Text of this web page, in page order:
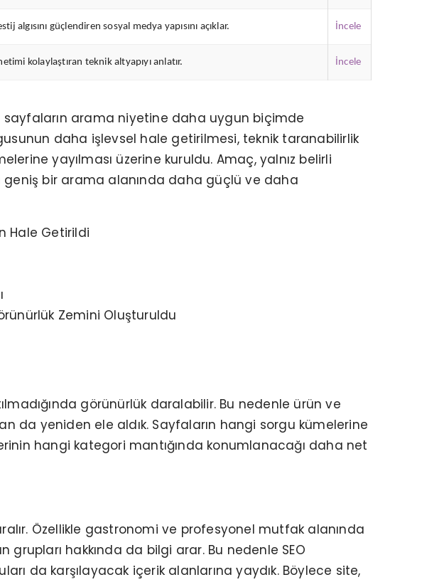
güçlendiren sosyal medya yapısını açıklar. İncele
kolaylaştıran teknik altyapıyı anlatır. İncele
sayfaların arama niyetine daha uygun biçimde
daha işlevsel hale getirilmesi, teknik taranabilirlik
yayılması üzerine kuruldu. Amaç, yalnız belirli
geniş bir arama alanında daha güçlü ve daha
Hale Getirildi
Zemini Oluşturuldu
görünürlük daralabilir. Bu nedenle ürün ve
da yeniden ele aldık. Sayfaların hangi sorgu kümelerine
hangi kategori mantığında konumlanacağı daha net
Özellikle gastronomi ve profesyonel mutfak alanında
grupları hakkında da bilgi arar. Bu nedenle SEO
da karşılayacak içerik alanlarına yaydık. Böylece site,